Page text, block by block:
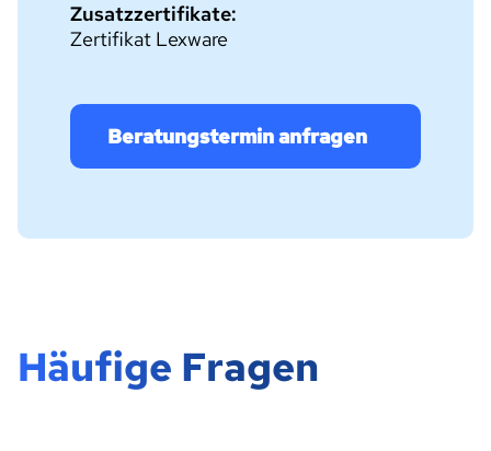
Zusatzzertifikate:
Zertifikat Lexware
Beratungstermin anfragen
Häufige Fragen